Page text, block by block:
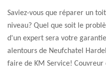
Saviez-vous que réparer un
niveau? Quel que soit le
d'un expert sera votre
alentours de Neufchatel
faire de KM Service!